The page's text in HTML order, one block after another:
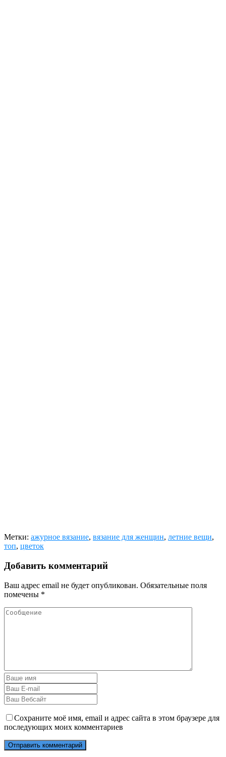
Метки: ажурное вязание, вязание для женщин, летние вещи,
топ, цветок
Добавить комментарий
Ваш адрес email не будет опубликован. Обязательные поля
помечены *
Сохраните моё имя, email и адрес сайта в этом браузере для
последующих моих комментариев